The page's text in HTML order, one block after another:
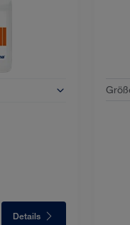
Details